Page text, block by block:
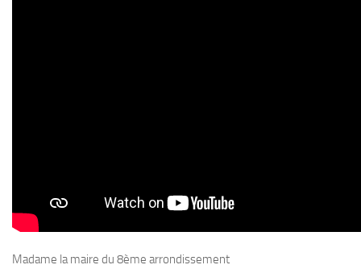
Madame la maire du 8ème arrondissement